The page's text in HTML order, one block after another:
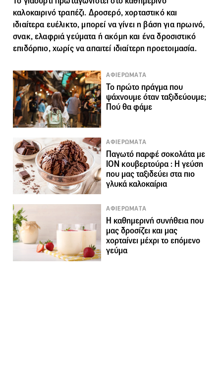
καλοκαιρινό τραπέζι. Δροσερό, χορταστικό και
ιδιαίτερα ευέλικτο, μπορεί να γίνει η βάση για πρωινό,
σνακ, ελαφριά γεύματα ή ακόμη και ένα δροσιστικό
επιδόρπιο, χωρίς να απαιτεί ιδιαίτερη προετοιμασία.
ΑΦΙΕΡΩΜΑΤΑ
Το πρώτο πράγμα που
ψάχνουμε όταν ταξιδεύουμε;
Πού θα φάμε
ΑΦΙΕΡΩΜΑΤΑ
Παγωτό παρφέ σοκολάτα με
ΙΟΝ κουβερτούρα : Η γεύση
που μας ταξιδεύει στα πιο
γλυκά καλοκαίρια
ΑΦΙΕΡΩΜΑΤΑ
Η καθημερινή συνήθεια που
μας δροσίζει και μας
χορταίνει μέχρι το επόμενο
γεύμα